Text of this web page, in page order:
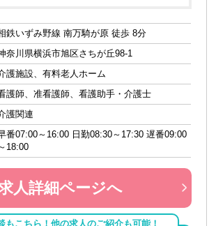
鉄いずみ野線 南万騎が原 徒歩 8分
奈川県横浜市旭区さちが丘98-1
護施設、有料老人ホーム
護師、准看護師、看護助手・介護士
護関連
番07:00～16:00 日勤08:30～17:30 遅番09:00
18:00
人詳細ページへ
もこちら！他の求人のご紹介も可能！